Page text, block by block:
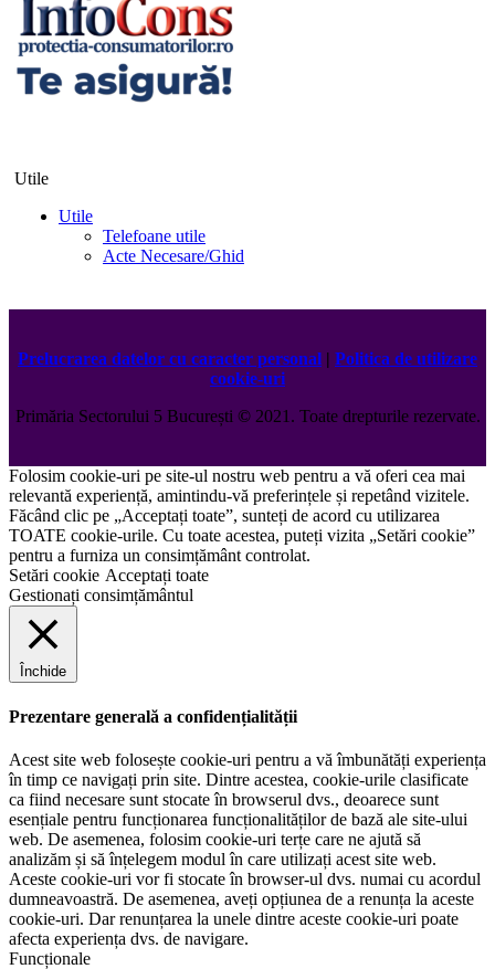
Utile
Utile
Telefoane utile
Acte Necesare/Ghid
Prelucrarea datelor cu caracter personal | Politica de utilizare
cookie-uri
Primăria Sectorului 5 București ©️2021. Toate drepturile rezervate.
Folosim cookie-uri pe site-ul nostru web pentru a vă oferi cea mai
relevantă experiență, amintindu-vă preferințele și repetând vizitele.
Făcând clic pe „Acceptați toate”, sunteți de acord cu utilizarea
TOATE cookie-urile. Cu toate acestea, puteți vizita „Setări cookie”
pentru a furniza un consimțământ controlat.
Setări cookie Acceptați toate
Gestionați consimțământul
Închide
Prezentare generală a confidențialității
Acest site web folosește cookie-uri pentru a vă îmbunătăți experiența
în timp ce navigați prin site. Dintre acestea, cookie-urile clasificate
ca fiind necesare sunt stocate în browserul dvs., deoarece sunt
esențiale pentru funcționarea funcționalităților de bază ale site-ului
web. De asemenea, folosim cookie-uri terțe care ne ajută să
analizăm și să înțelegem modul în care utilizați acest site web.
Aceste cookie-uri vor fi stocate în browser-ul dvs. numai cu acordul
dumneavoastră. De asemenea, aveți opțiunea de a renunța la aceste
cookie-uri. Dar renunțarea la unele dintre aceste cookie-uri poate
afecta experiența dvs. de navigare.
Funcționale